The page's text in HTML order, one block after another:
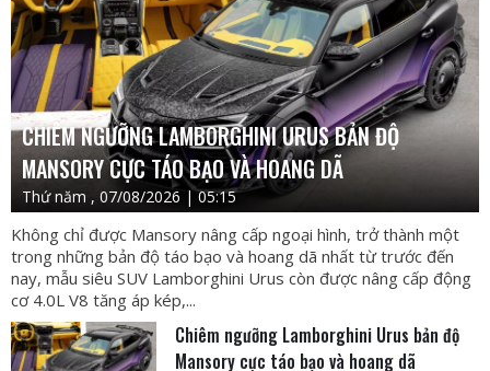
CHIÊM NGƯỠNG LAMBORGHINI URUS BẢN ĐỘ
MANSORY CỰC TÁO BẠO VÀ HOANG DÃ
Thứ năm , 07/08/2026 | 05:15
Không chỉ được Mansory nâng cấp ngoại hình, trở thành một
trong những bản độ táo bạo và hoang dã nhất từ trước đến
nay, mẫu siêu SUV Lamborghini Urus còn được nâng cấp động
cơ 4.0L V8 tăng áp kép,...
Chiêm ngưỡng Lamborghini Urus bản độ
Mansory cực táo bạo và hoang dã